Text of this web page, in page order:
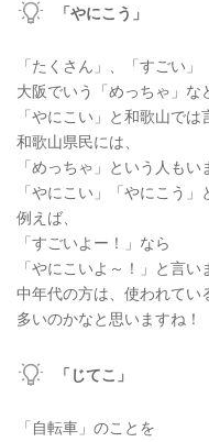
「やにこう」
「たくさん」、「すごい」
大阪でいう「めっちゃ」な
「やにこい」と和歌山では
和歌山県民には、
「めっちゃ」という人もい
「やにこい」「やにこう」
例えば、
「すごいよー！」なら
「やにこいよ～！」と言
中年代の方は、使われてい
多いのかなと思いますね！
「じてこ」
「自転車」のことを